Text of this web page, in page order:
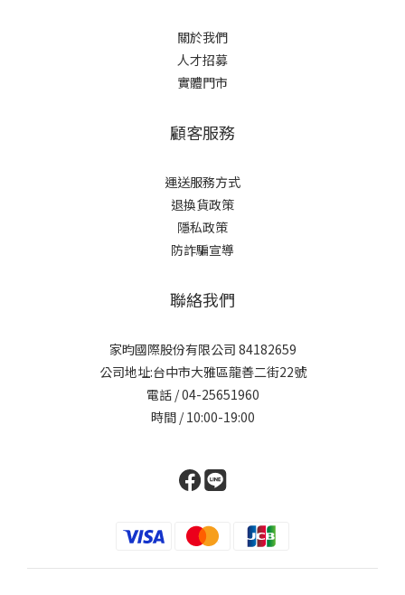
關於我們
人才招募
實體門市
顧客服務
運送服務方式
退換貨政策
隱私政策
防詐騙宣導
聯絡我們
家昀國際股份有限公司 84182659
公司地址:台中市大雅區龍善二街22號
電話 / 04-25651960
時間 / 10:00-19:00